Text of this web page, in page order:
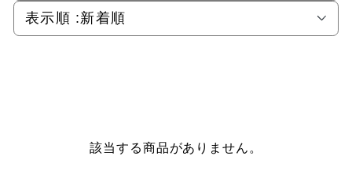
表示順 :新着順
該当する商品がありません。